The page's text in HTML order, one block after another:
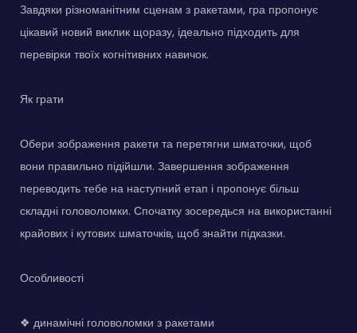
Завдяки різноманітним сценам з ракетами, гра пропонує
цікавий новий виклик щоразу, ідеально підходить для
перевірки твоїх когнітивних навичок.
Як грати
Обери зображення ракети та перетягни шматочки, щоб
вони правильно підійшли. Завершення зображення
переводить тебе на наступний етап і пропонує більш
складні головоломки. Спочатку зосередься на використанні
крайових і кутових шматочків, щоб знайти підказки.
Особливості
❖ динамічні головоломки з ракетами